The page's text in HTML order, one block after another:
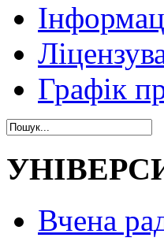
Графік
Вчена